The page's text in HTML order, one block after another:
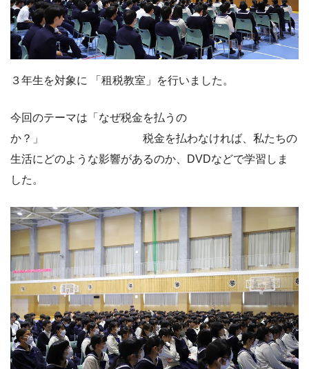
３年生を対象に 「租税教室」を行いました。
今回のテーマは「なぜ税金を払うの
か？」 税金を払わなければ、私たちの
生活にどのような影響があるのか、DVDなどで学習しま
した。